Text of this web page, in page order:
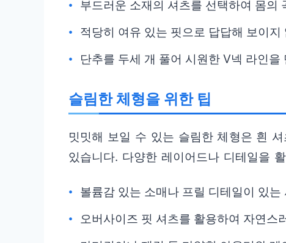
부드러운 소재의 셔츠를 선택하여 몸의
적당히 여유 있는 핏으로 답답해 보이
단추를 두세 개 풀어 시원한 V넥 라인
슬림한 체형을 위한 팁
밋밋해 보일 수 있는 슬림한 체형은 흰
있습니다. 다양한 레이어드나 디테일을
볼륨감 있는 소매나 프릴 디테일이 있
오버사이즈 핏 셔츠를 활용하여 자연스